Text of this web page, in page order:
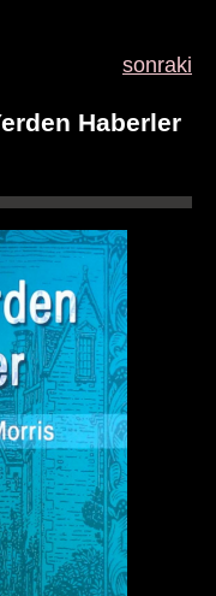
sonraki
Haberler